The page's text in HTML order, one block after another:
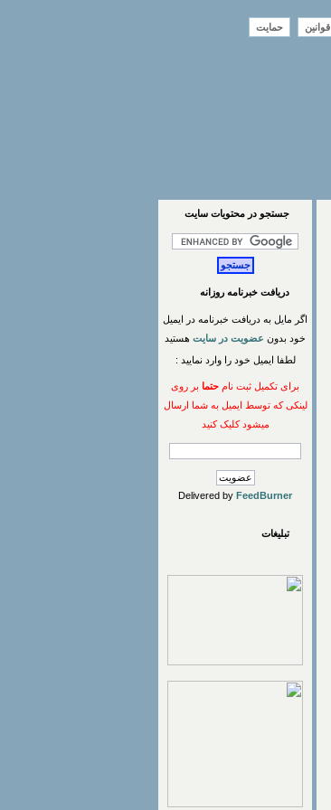
قوانین حمایت
جستجو در محتويات سايت
دریافت خبرنامه روزانه
اگر مایل به دریافت خبرنامه در ایمیل
خود بدون عضویت در سایت هستید
لطفا ایمیل خود را وارد نمایید :
برای تکمیل ثبت نام حتما بر روی
لینکی که توسط ایمیل به شما ارسال
میشود کلیک کنید
Delivered by FeedBurner
تبلیغات